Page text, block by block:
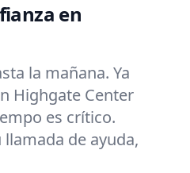
en
la mañana. Ya
Highgate Center
es crítico.
de ayuda,